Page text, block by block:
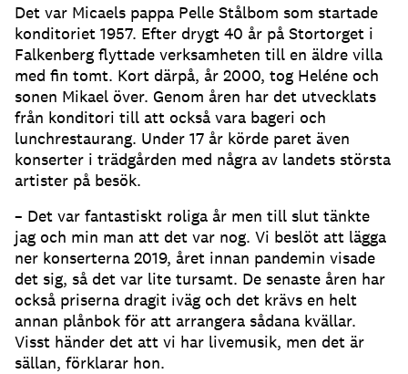
Det var Micaels pappa Pelle Stålbom som startade
konditoriet 1957. Efter drygt 40 år på Stortorget i
Falkenberg flyttade verksamheten till en äldre villa
med fin tomt. Kort därpå, år 2000, tog Heléne och
sonen Mikael över. Genom åren har det utvecklats
från konditori till att också vara bageri och
lunchrestaurang. Under 17 år körde paret även
konserter i trädgården med några av landets största
artister på besök.
– Det var fantastiskt roliga år men till slut tänkte
jag och min man att det var nog. Vi beslöt att lägga
ner konserterna 2019, året innan pandemin visade
det sig, så det var lite tursamt. De senaste åren har
också priserna dragit iväg och det krävs en helt
annan plånbok för att arrangera sådana kvällar.
Visst händer det att vi har livemusik, men det är
sällan, förklarar hon.